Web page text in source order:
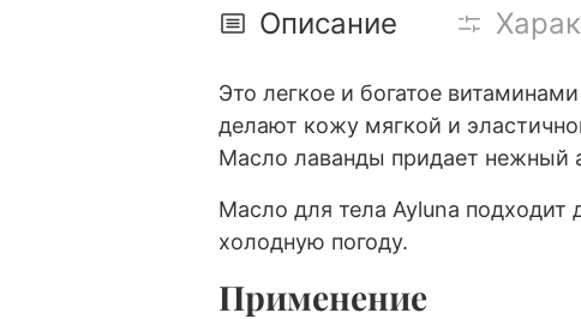
Описание
Это легкое и богатое
делают кожу мягкой и
Масло лаванды придает нежный
Масло для тела Ayluna подходит
холодную погоду.
Применение